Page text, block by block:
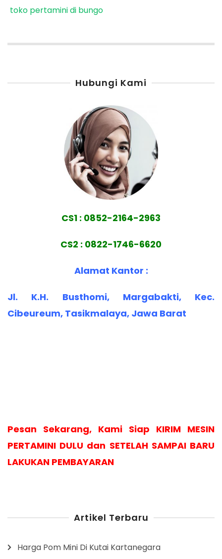
toko pertamini di bungo
Hubungi Kami
CS1 : 0852-2164-2963
CS2 : 0822-1746-6620
Alamat Kantor :
Jl. K.H. Busthomi, Margabakti, Kec.
Cibeureum, Tasikmalaya, Jawa Barat
Pesan Sekarang, Kami Siap KIRIM MESIN
PERTAMINI DULU dan SETELAH SAMPAI BARU
LAKUKAN PEMBAYARAN
Artikel Terbaru
Harga Pom Mini Di Kutai Kartanegara